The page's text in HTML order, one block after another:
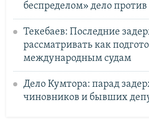
беспределом» дело против
Текебаев: Последние
рассматривать как
международным судам
Дело Кумтора: парад
чиновников и бывших